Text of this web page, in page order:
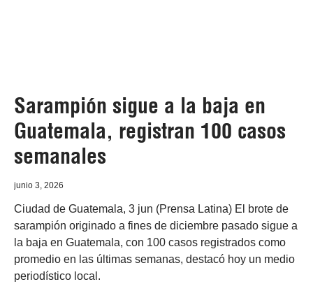
Sarampión sigue a la baja en
Guatemala, registran 100 casos
semanales
junio 3, 2026
Ciudad de Guatemala, 3 jun (Prensa Latina) El brote de
sarampión originado a fines de diciembre pasado sigue a
la baja en Guatemala, con 100 casos registrados como
promedio en las últimas semanas, destacó hoy un medio
periodístico local.